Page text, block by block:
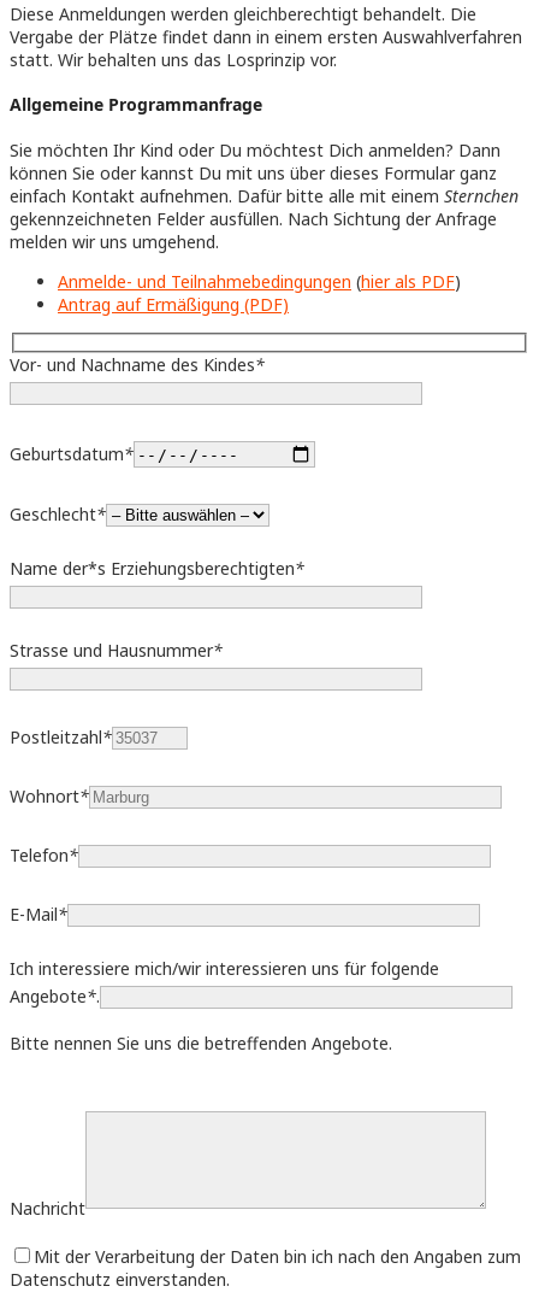
Diese Anmeldungen werden gleichberechtigt behandelt. Die
Vergabe der Plätze findet dann in einem ersten Auswahlverfahren
statt. Wir behalten uns das Losprinzip vor.
Allgemeine Programmanfrage
Sie möchten Ihr Kind oder Du möchtest Dich anmelden? Dann
können Sie oder kannst Du mit uns über dieses Formular ganz
einfach Kontakt aufnehmen. Dafür bitte alle mit einem Sternchen
gekennzeichneten Felder ausfüllen. Nach Sichtung der Anfrage
melden wir uns umgehend.
Anmelde- und Teilnahmebedingungen (hier als PDF)
Antrag auf Ermäßigung (PDF)
Vor- und Nachname des Kindes*
Geburtsdatum*
Geschlecht*
Name der*s Erziehungsberechtigten*
Strasse und Hausnummer*
Postleitzahl*
Wohnort*
Telefon*
E-Mail*
Ich interessiere mich/wir interessieren uns für folgende
Angebote*.
Bitte nennen Sie uns die betreffenden Angebote.
Nachricht
Mit der Verarbeitung der Daten bin ich nach den Angaben zum
Datenschutz einverstanden.